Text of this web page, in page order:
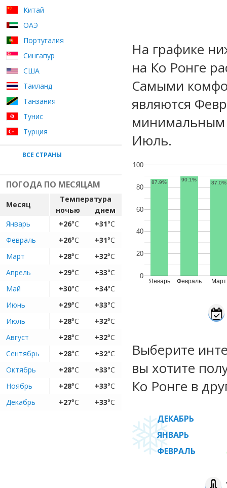
Китай
ОАЭ
Португалия
Сингапур
США
Таиланд
Танзания
Тунис
Турция
ВСЕ СТРАНЫ
ПОГОДА ПО МЕСЯЦАМ
Месяц
Температура
ночью
днем
Январь
+26°C +31°C
Февраль
+26°C +31°C
Март
+28°C +32°C
Апрель
+29°C +33°C
Май
+30°C +34°C
Июнь
+29°C +33°C
Июль
+28°C +32°C
Август
+28°C +32°C
Сентябрь
+28°C +32°C
Октябрь
+28°C +33°C
Ноябрь
+28°C +33°C
Декабрь
+27°C +33°C
На графике
на Ко Ронге
Самыми
являются
минимальным
Июль.
Январь Февраль Март
0
20
40
60
80
100
87.9% 90.1%
87.0%
Выберите
вы хотите
Ко Ронге в
ДЕКАБРЬ
ЯНВАРЬ
ФЕВРАЛЬ